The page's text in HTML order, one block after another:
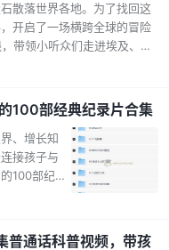
、迷恋电视、不会与他人相
题时，总是努力了解孩
散落世界各地。为了找回这
开启了一场横跨全球的冒险
带领小听众们走进埃及、澳
、俄罗斯、美国等国家和地
亮点： 埃及奇遇记：木乃伊
神秘文明。 澳大利亚的神奇
探索南半球的奇幻自然。 梦
体验独特的拉丁美洲文化。
100部经典纪录片合集
、增长知
接孩子与
100部纪录
之作，内容
秘的《恒
普通话科普视频，带孩